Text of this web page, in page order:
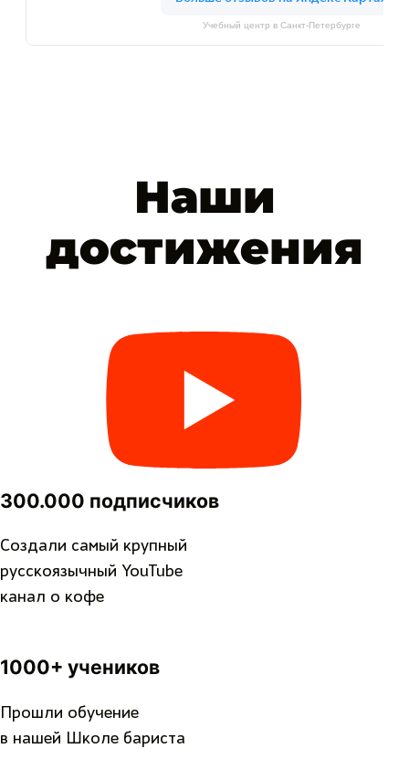
Учебный центр в Санкт-Петербурге
Наши
достижения
300.000 подписчиков
Создали самый крупный
русскоязычный YouTube
канал о кофе
1000+ учеников
Прошли обучение
в нашей Школе бариста